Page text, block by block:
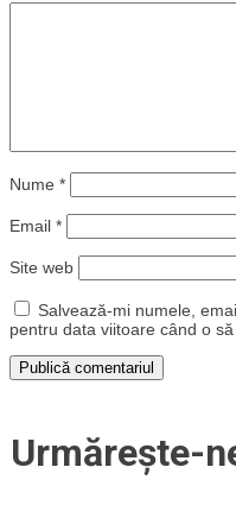
Nume *
Email *
Site web
Salvează-mi numele,
pentru data viitoare când o să
Urmărește-